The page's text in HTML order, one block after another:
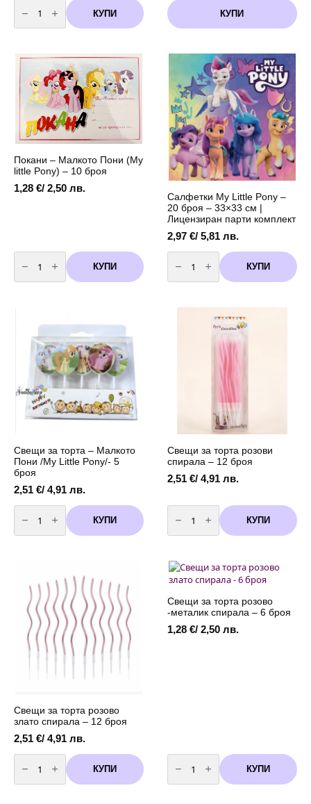
за
Парти
шапки
(My
Little
Pony)
КУПИ КУПИ
Покани – Малкото Пони (My
little Pony) – 10 броя
1,28 €/ 2,50 лв.
количество
за
Покани
-
КУПИ
Салфетки My Little Pony –
20 броя – 33×33 см |
Лицензиран парти комплект
2,97 €/ 5,81 лв.
количество
за
Салфетки
My
Лицензиран
КУПИ
Свещи за торта – Малкото
Пони /My Little Pony/- 5
броя
2,51 €/ 4,91 лв.
количество
за
Свещи
за
Little
Pony/-
броя
КУПИ
Свещи за торта розови
спирала – 12 броя
2,51 €/ 4,91 лв.
количество
за
Свещи
за
спирала
-
12
КУПИ
Свещи за торта розово
злато спирала – 12 броя
2,51 €/ 4,91 лв.
количество
за
Свещи
за
КУПИ
Свещи за торта розово
-металик спирала – 6 броя
1,28 €/ 2,50 лв.
количество
за
Свещи
за
КУПИ